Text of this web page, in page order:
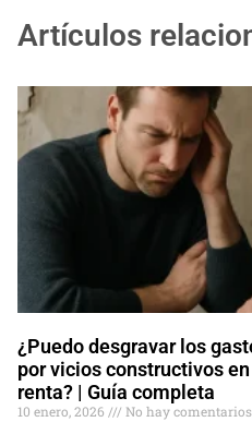
Artículos
¿Puedo desgravar los
por vicios constructivos
renta? | Guía completa
10 enero, 2026
No hay comentarios